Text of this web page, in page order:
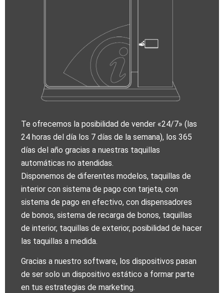
Te ofrecemos la posibilidad de vender «24/7» (las
24 horas del día los 7 días de la semana), los 365
días del año gracias a nuestras taquillas
automáticas no atendidas.
Disponemos de diferentes modelos, taquillas de
interior con sistema de pago con tarjeta, con
sistema de pago en efectivo, con dispensadores
de bonos, sistema de recarga de bonos, taquillas
de interior, taquillas de exterior, posibilidad de hacer
las taquillas a medida.
Gracias a nuestro software, los dispositivos pasan
de ser solo un dispositivo estático a formar parte
en tus estrategias de marketing.